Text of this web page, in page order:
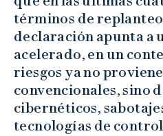
términos de
declaración apunta a
acelerado, en un
riesgos ya no
convencionales, sino
cibernéticos,
tecnologías de